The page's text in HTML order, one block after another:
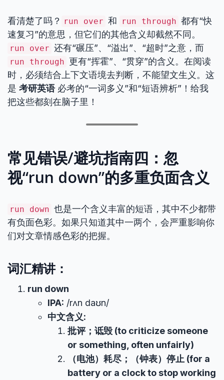
看清楚了吗？ run over 和 run through 都有“快
速复习”的意思，但它们的其他含义却截然不同。
run over 还有“碾压”、“溢出”、“超时”之意，而
run through 更有“挥霍”、“贯穿”的含义。在阅读
时，必须结合上下文语境去判断，不能望文生义。这
是 考研英语必考的“一词多义”和“短语辨析”！给我
把这些都刻在脑子里！
常见错误/避坑指南四：忽
视“run down”的多重负面含义
run down 也是一个含义丰富的短语，其中不少都带
有负面色彩。如果只知道其中一两个，会严重影响你
们对文章情感色彩的把握。
词汇精讲：
run down
IPA: /rʌn daʊn/
中文含义:
批评；诋毁 (to criticize someone
or something, often unfairly)
（电池）耗尽；（钟表）停止 (for a
battery or a clock to stop working